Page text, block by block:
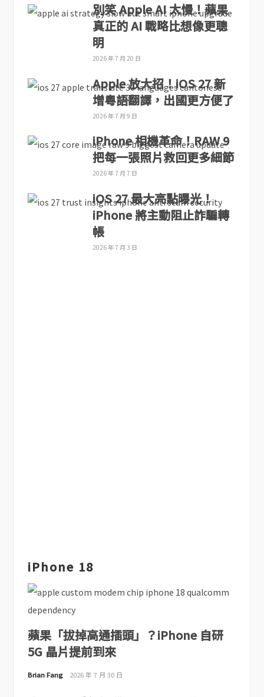
別笑 Apple AI 太慢！蘋果
真正的 AI 戰略比想像更聰
明
2026 年 7 月 20 日
Apple 放大招！iOS 27 新
增粵語翻譯，出國更方便了
2026 年 7 月 9 日
iPhone 相機革命！RAW 9
把每一張照片救回更多細節
2026 年 7 月 7 日
iOS 27 最大亮點曝光！
iPhone 將主動阻止詐騙轉
帳
2026 年 7 月 3 日
iPhone 18
蘋果「拔掉高通插頭」？iPhone 自研
5G 晶片提前到來
Brian Fang 2026 年 7 月 30 日